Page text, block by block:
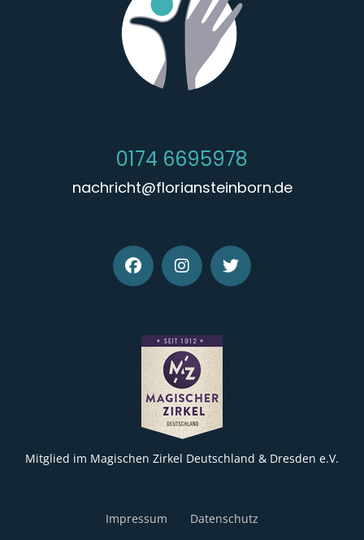
0174 6695978
nachricht@floriansteinborn.de
Mitglied im Magischen Zirkel Deutschland & Dresden e.V.
Impressum Datenschutz